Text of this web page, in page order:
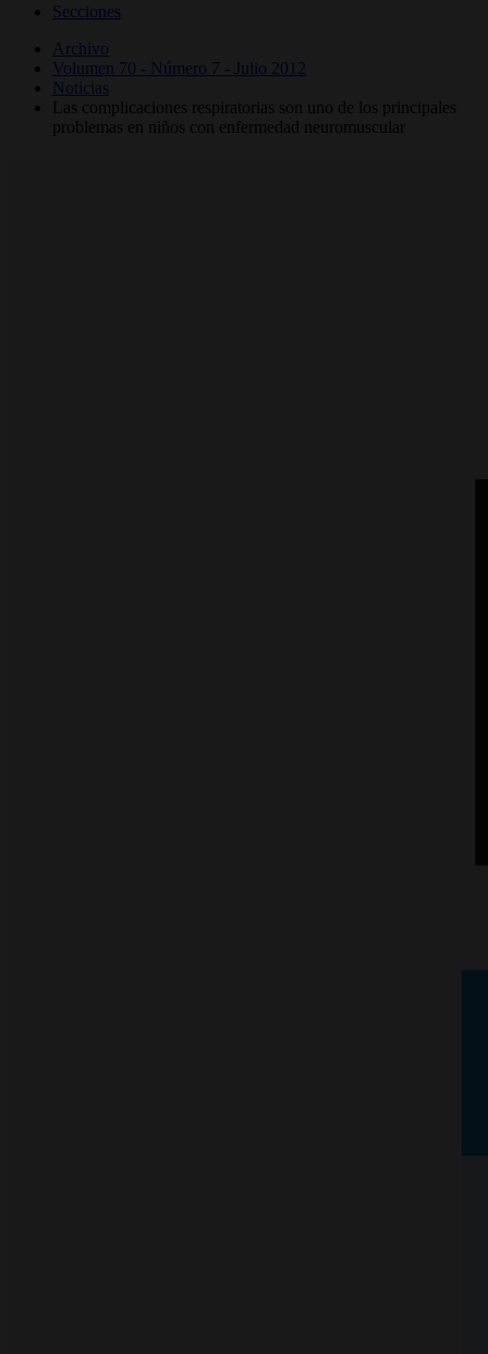
Secciones
Archivo
Volumen 70 - Número 7 - Julio 2012
Noticias
Las complicaciones respiratorias son uno de los principales
problemas en niños con enfermedad neuromuscular